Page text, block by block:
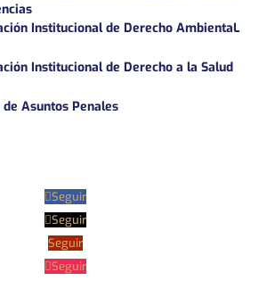
Institucional de Derecho AmbientaL
Institucional de Derecho a la Salud
Asuntos Penales
Seguir
Seguir
Seguir
Seguir